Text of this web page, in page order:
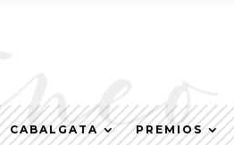
CABALGATA PREMIOS